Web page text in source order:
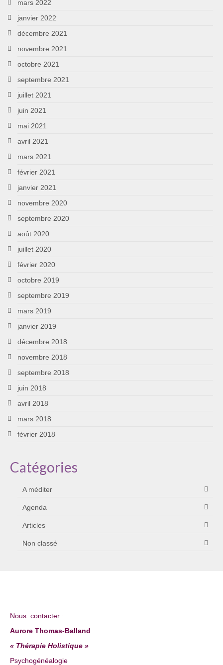
mars 2022
janvier 2022
décembre 2021
novembre 2021
octobre 2021
septembre 2021
juillet 2021
juin 2021
mai 2021
avril 2021
mars 2021
février 2021
janvier 2021
novembre 2020
septembre 2020
août 2020
juillet 2020
février 2020
octobre 2019
septembre 2019
mars 2019
janvier 2019
décembre 2018
novembre 2018
septembre 2018
juin 2018
avril 2018
mars 2018
février 2018
Catégories
A méditer
Agenda
Articles
Non classé
Nous contacter :
Aurore Thomas-Balland
« Thérapie Holistique »
Psychogénéalogie